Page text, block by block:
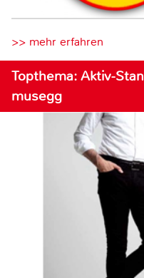
>> mehr erfahren
Topthema: Aktiv-
musegg